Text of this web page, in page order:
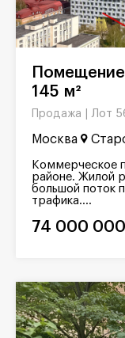
145 м²
Продажа | Лот
Москва
Коммерческое
районе. Жилой
большой поток
трафика....
74 000